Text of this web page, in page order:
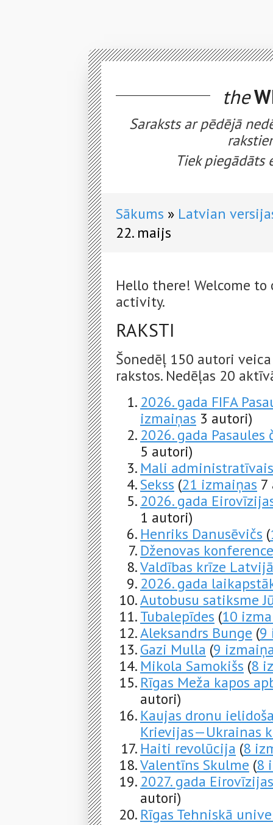
the
Saraksts ar pēdējā
Tiek piegādāts
Sākums
Latvian
22. maijs
Hello there! Welcome
activity.
RAKSTI
Šonedēļ 150 autori
rakstos. Nedēļas 20
2026. gada FIFA
izmaiņas 3 autori)
2026. gada
5 autori)
Mali
Sekss (21 izmaiņas 7
2026. gada
1 autori)
Henriks Danusēvičs (
Dženovas konference
Valdības krīze
2026. gada
Autobusu satiksme
Tubalepīdes (10
Aleksandrs Bunge (9
Gazi Mulla (9
Mikola Samokišs (8
Rīgas Meža kapos
autori)
Kaujas dronu
Krievijas—Ukrainas
Haiti revolūcija (8
Valentīns Skulme (8
2027. gada
autori)
Rīgas Tehniskā